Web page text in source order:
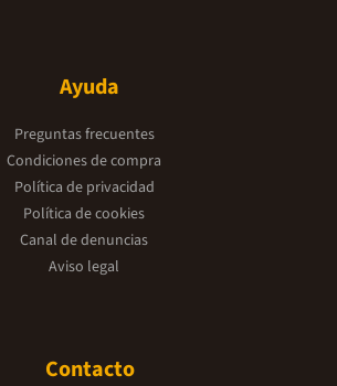
Ayuda
Preguntas frecuentes
Condiciones de compra
Política de privacidad
Política de cookies
Canal de denuncias
Aviso legal
Contacto